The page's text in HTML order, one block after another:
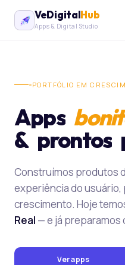
VeDigitalHub
Apps & Digital Studio
PORTFÓLIO EM
Apps
& prontos
Construímos produtos
experiência do usuário,
crescimento. Hoje
Real — e já preparamos
Ver apps